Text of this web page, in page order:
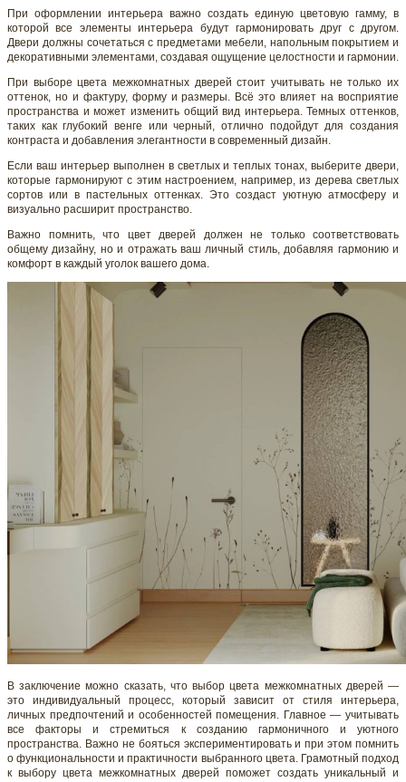
При оформлении интерьера важно создать единую цветовую гамму, в
которой все элементы интерьера будут гармонировать друг с другом.
Двери должны сочетаться с предметами мебели, напольным покрытием и
декоративными элементами, создавая ощущение целостности и гармонии.
При выборе цвета межкомнатных дверей стоит учитывать не только их
оттенок, но и фактуру, форму и размеры. Всё это влияет на восприятие
пространства и может изменить общий вид интерьера. Темных оттенков,
таких как глубокий венге или черный, отлично подойдут для создания
контраста и добавления элегантности в современный дизайн.
Если ваш интерьер выполнен в светлых и теплых тонах, выберите двери,
которые гармонируют с этим настроением, например, из дерева светлых
сортов или в пастельных оттенках. Это создаст уютную атмосферу и
визуально расширит пространство.
Важно помнить, что цвет дверей должен не только соответствовать
общему дизайну, но и отражать ваш личный стиль, добавляя гармонию и
комфорт в каждый уголок вашего дома.
В заключение можно сказать, что выбор цвета межкомнатных дверей —
это индивидуальный процесс, который зависит от стиля интерьера,
личных предпочтений и особенностей помещения. Главное — учитывать
все факторы и стремиться к созданию гармоничного и уютного
пространства. Важно не бояться экспериментировать и при этом помнить
о функциональности и практичности выбранного цвета. Грамотный подход
к выбору цвета межкомнатных дверей поможет создать уникальный и